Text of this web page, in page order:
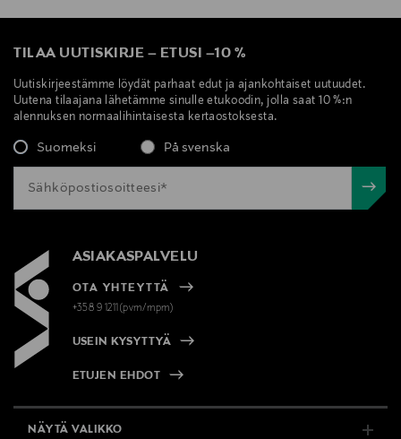
TILAA UUTISKIRJE – ETUSI –10 %
Uutiskirjeestämme löydät parhaat edut ja ajankohtaiset uutuudet.
Uutena tilaajana lähetämme sinulle etukoodin, jolla saat 10 %:n
alennuksen normaalihintaisesta kertaostoksesta.
Suomeksi På svenska
ASIAKASPALVELU
OTA YHTEYTTÄ
+358 9 1211(pvm/mpm)
USEIN KYSYTTYÄ
ETUJEN EHDOT
NÄYTÄ VALIKKO